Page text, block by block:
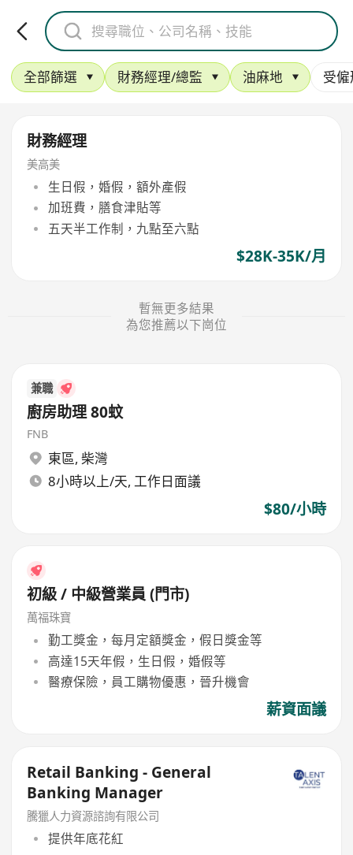
全部篩選 財務經理/總監 油麻地 受
財務經理
美高美
生日假，婚假，額外產假
加班費，膳食津貼等
五天半工作制，九點至六點
$28K-35K/月
暫無更多結果
為您推薦以下崗位
兼職
廚房助理 80蚊
FNB
東區, 柴灣
8小時以上/天, 工作日面議
$80/小時
初級 / 中級營業員 (門市)
萬福珠寶
勤工獎金，每月定額獎金，假日獎金等
高達15天年假，生日假，婚假等
醫療保險，員工購物優惠，晉升機會
薪資面議
Retail Banking - General
Banking Manager
騰獵人力資源諮詢有限公司
提供年底花紅